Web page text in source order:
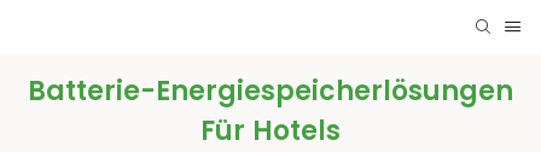
Batterie-Energiespeicherlösungen
Für Hotels